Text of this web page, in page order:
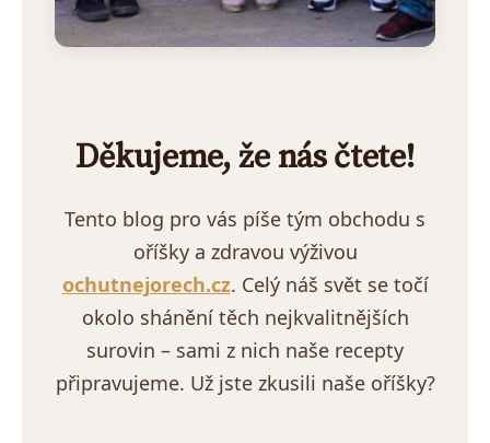
Děkujeme, že nás čtete!
Tento blog pro vás píše tým obchodu s
oříšky a zdravou výživou
ochutnejorech.cz. Celý náš svět se točí
okolo shánění těch nejkvalitnějších
surovin – sami z nich naše recepty
připravujeme. Už jste zkusili naše oříšky?